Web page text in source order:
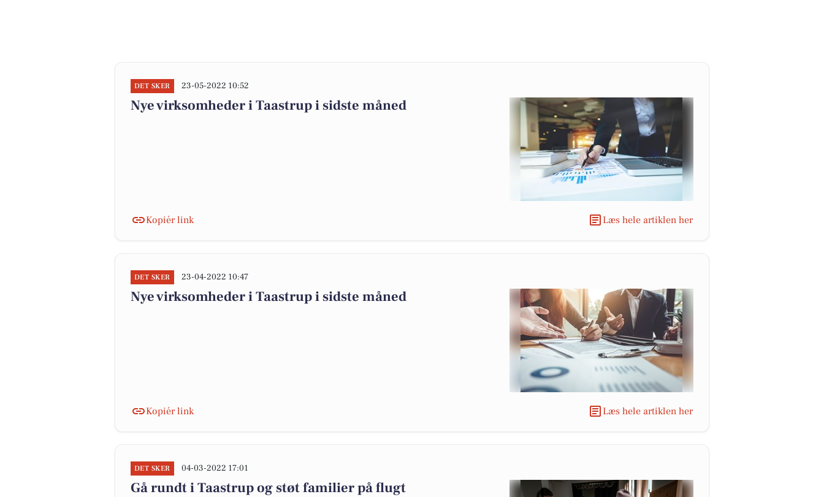
DET SKER 23-05-2022 10:52
Nye virksomheder i Taastrup i sidste måned
Kopiér link Læs hele artiklen her
DET SKER 23-04-2022 10:47
Nye virksomheder i Taastrup i sidste måned
Kopiér link Læs hele artiklen her
DET SKER 04-03-2022 17:01
Gå rundt i Taastrup og støt familier på flugt